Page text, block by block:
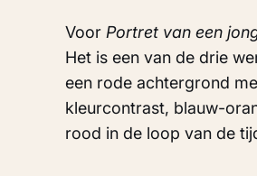
Voor Portret van een
Het is een van de drie
een rode achtergrond
kleurcontrast, blauw-
rood in de loop van de